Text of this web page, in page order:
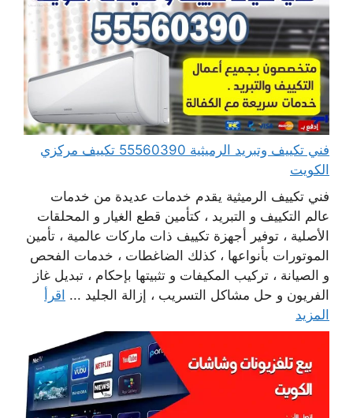
فني تكييف وتبريد الرميثية 55560390 تكييف مركزي
الكويت
فني تكييف الرميثية يقدم خدمات عديدة من خدمات
عالم التكييف و التبريد ، كتأمين قطع الغيار و المحلقات
الأصلية ، توفير أجهزة تكييف ذات ماركات عالمية ، تأمين
الموتورات بأنواعها ، كذلك الضاغطات ، خدمات الفحص
و الصيانة ، تركيب المكيفات و تثبيتها بإحكام ، تبديل غاز
الفريون و حل مشاكل التسريب ، إزالة الجليد ... اقرأ
المزيد